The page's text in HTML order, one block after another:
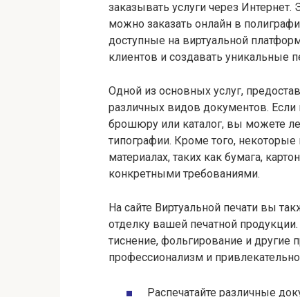
заказывать услуги через Интернет.
можно заказать онлайн в
доступные на виртуальной
клиентов и создавать уникальные
Одной из основных услуг,
различных видов документов.
брошюру или каталог, вы можете
типографии. Кроме того,
материалах, таких как бумага,
конкретными требованиями.
На сайте Виртуальной печати вы
отделку вашей печатной
тиснение, фольгирование и другие
профессионализм и
Распечатайте различные